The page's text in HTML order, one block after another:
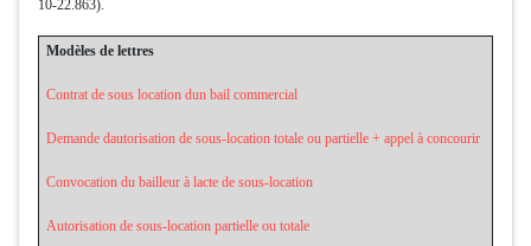
10-22.863).
Modèles de lettres
Contrat de sous location dun bail commercial
Demande dautorisation de sous-location totale ou partielle + appel à concourir
Convocation du bailleur à lacte de sous-location
Autorisation de sous-location partielle ou totale